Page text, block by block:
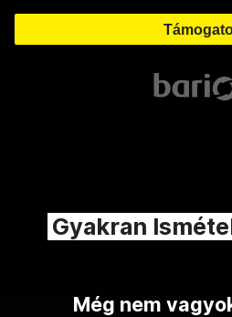
Gyakran
Még nem